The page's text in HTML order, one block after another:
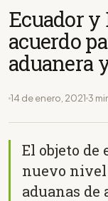
Ecuador y
acuerdo
aduanera
14 de enero, 2021 3
El objeto de
nuevo nivel
aduanas de